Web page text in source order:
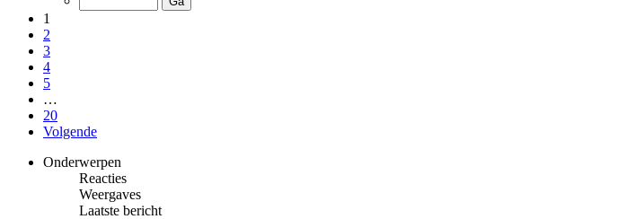
1
2
3
4
5
…
20
Volgende
Onderwerpen
Reacties
Weergaves
Laatste bericht